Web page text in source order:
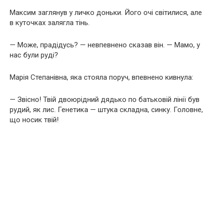
Максим заглянув у личко доньки. Його очі світилися, але
в куточках залягла тінь.
— Може, прадідусь? — невпевнено сказав він. — Мамо, у
нас були руді?
Марія Степанівна, яка стояла поруч, впевнено кивнула:
— Звісно! Твій двоюрідний дядько по батьковій лінії був
рудий, як лис. Генетика — штука складна, синку. Головне,
що носик твій!